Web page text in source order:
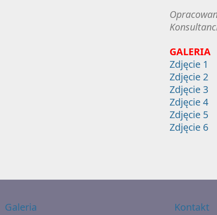
GALERIA
Zdjęcie 1
Zdjęcie 2
Zdjęcie 3
Zdjęcie 4
Zdjęcie 5
Zdjęcie 6
Galeria Kontakt